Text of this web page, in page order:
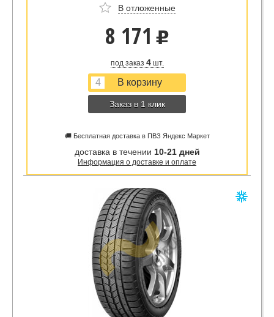
В отложенные
8 171 u
под заказ 4шт.
Заказ в 1 клик
🚚 Бесплатная доставка в ПВЗ Яндекс Маркет
доставка в течении 10-21 дней
Информация о доставке и оплате